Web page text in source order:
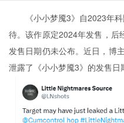
《小小梦魇3》自2023年
待。该作原定2024年发售，后
发售日期仍未公布。近日，博
泄露了《小小梦魇3》的发售日